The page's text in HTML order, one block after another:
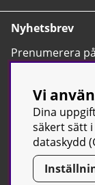
Nyhetsbrev
Prenumerera
tips, nyheter
© Sport & Gym
Vi
Dina
säkert sätt
dataskydd